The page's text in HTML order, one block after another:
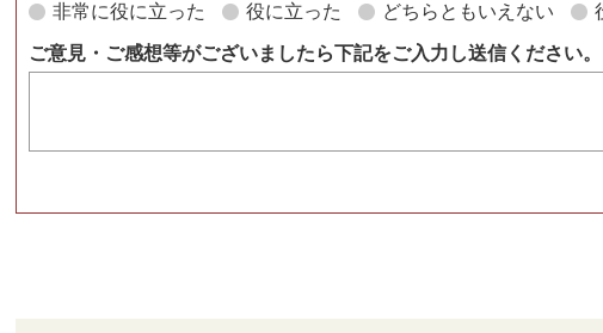
非常に役に立った
役に立った どちらともいえない
ご意見・ご感想等がございましたら下記をご入力し送信ください。